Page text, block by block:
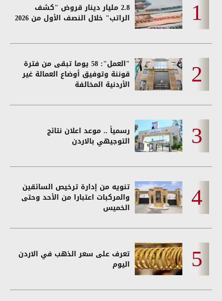
2.8 مليار دينار قروض "كشف
الراتب" خلال النصف الأول من 2026
"العمل": 58 يوما تبقى من فترة
قوننة وتوفيق أوضاع العمالة غير
الأردنية المخالفة
رسمياً .. موعد اعلان نتائج
التوجيهي بالاردن
تنويه من إدارة ترخيص السائقين
والمركبات اعتبارا من الأحد وحتى
الخميس
تعرف على سعر الذهب في الاردن
اليوم